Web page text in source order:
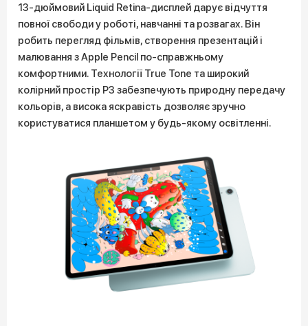
13-дюймовий Liquid Retina-дисплей дарує відчуття
повної свободи у роботі, навчанні та розвагах. Він
робить перегляд фільмів, створення презентацій і
малювання з Apple Pencil по-справжньому
комфортними. Технології True Tone та широкий
колірний простір P3 забезпечують природну передачу
кольорів, а висока яскравість дозволяє зручно
користуватися планшетом у будь-якому освітленні.